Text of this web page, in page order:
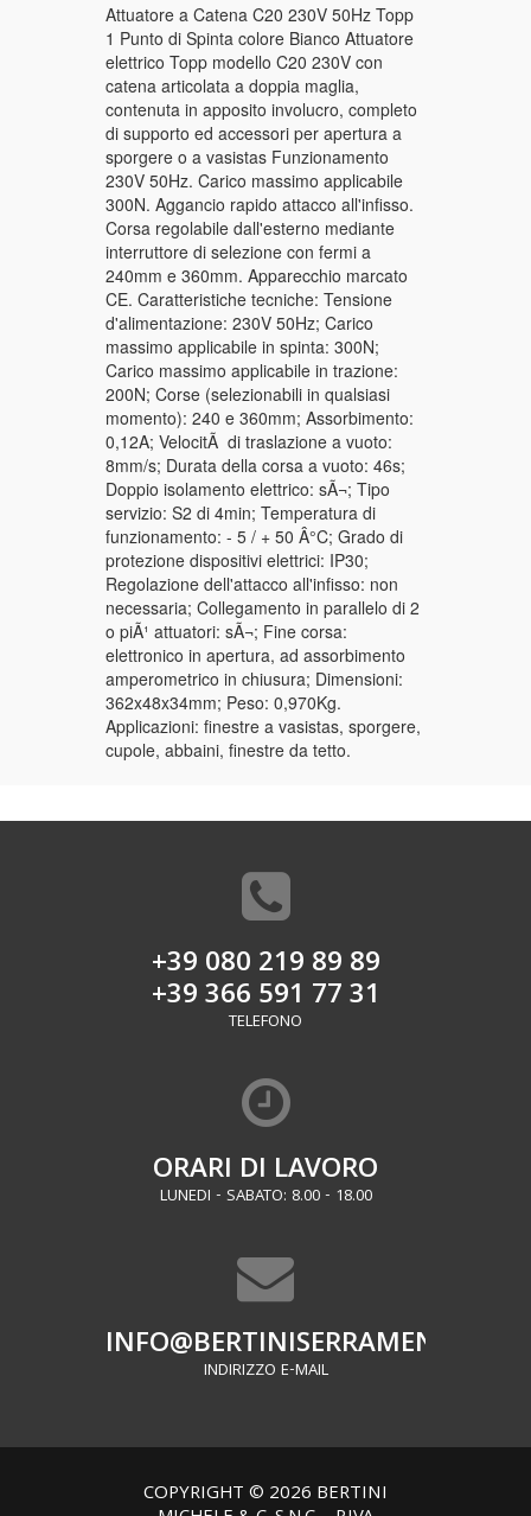
Attuatore a Catena C20 230V 50Hz Topp
1 Punto di Spinta colore Bianco Attuatore
elettrico Topp modello C20 230V con
catena articolata a doppia maglia,
contenuta in apposito involucro, completo
di supporto ed accessori per apertura a
sporgere o a vasistas Funzionamento
230V 50Hz. Carico massimo applicabile
300N. Aggancio rapido attacco all'infisso.
Corsa regolabile dall'esterno mediante
interruttore di selezione con fermi a
240mm e 360mm. Apparecchio marcato
CE. Caratteristiche tecniche: Tensione
d'alimentazione: 230V 50Hz; Carico
massimo applicabile in spinta: 300N;
Carico massimo applicabile in trazione:
200N; Corse (selezionabili in qualsiasi
momento): 240 e 360mm; Assorbimento:
0,12A; VelocitÃ di traslazione a vuoto:
8mm/s; Durata della corsa a vuoto: 46s;
Doppio isolamento elettrico: sÃ¬; Tipo
servizio: S2 di 4min; Temperatura di
funzionamento: - 5 / + 50 Â°C; Grado di
protezione dispositivi elettrici: IP30;
Regolazione dell'attacco all'infisso: non
necessaria; Collegamento in parallelo di 2
o piÃ¹ attuatori: sÃ¬; Fine corsa:
elettronico in apertura, ad assorbimento
amperometrico in chiusura; Dimensioni:
362x48x34mm; Peso: 0,970Kg.
Applicazioni: finestre a vasistas, sporgere,
cupole, abbaini, finestre da tetto.
+39 080 219 89 89
+39 366 591 77 31
TELEFONO
ORARI DI LAVORO
LUNEDI - SABATO: 8.00 - 18.00
INFO@BERTINISERRAMENTI.IT
INDIRIZZO E-MAIL
COPYRIGHT © 2026 BERTINI